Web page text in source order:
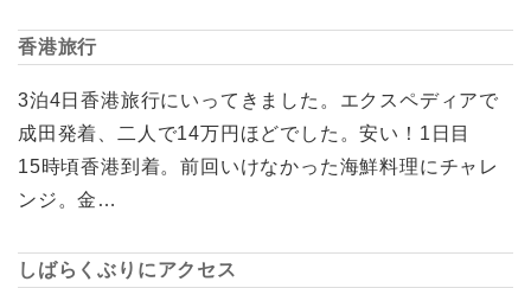
香港旅行
3泊4日香港旅行にいってきました。エクスペディアで
成田発着、二人で14万円ほどでした。安い！1日目
15時頃香港到着。前回いけなかった海鮮料理にチャレ
ンジ。金…
しばらくぶりにアクセス